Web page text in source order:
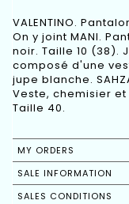
VALENTINO.
On y joint MANI.
noir. Taille 10 (38).
composé d'une
jupe blanche.
Veste, chemisier
Taille 40.
MY ORDERS
SALE INFORMATION
SALES CONDITIONS